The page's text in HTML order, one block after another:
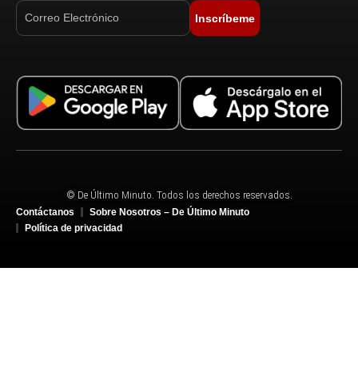
Inscríbeme
© De Último Minuto. Todos los derechos reservados.
Contáctanos
Sobre Nosotros – De Último Minuto
Política de privacidad